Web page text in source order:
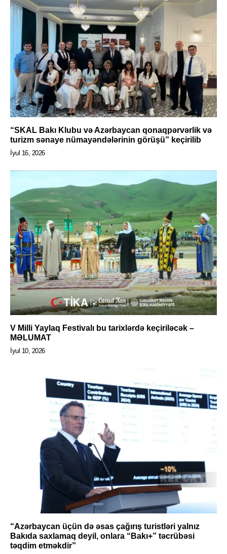
“SKAL Bakı Klubu və Azərbaycan qonaqpərvərlik və
turizm sənaye nümayəndələrinin görüşü” keçirilib
İyul 16, 2026
V Milli Yaylaq Festivalı bu tarixlərdə keçiriləcək –
MƏLUMAT
İyul 10, 2026
“Azərbaycan üçün də əsas çağırış turistləri yalnız
Bakıda saxlamaq deyil, onlara “Bakı+” təcrübəsi
təqdim etməkdir”